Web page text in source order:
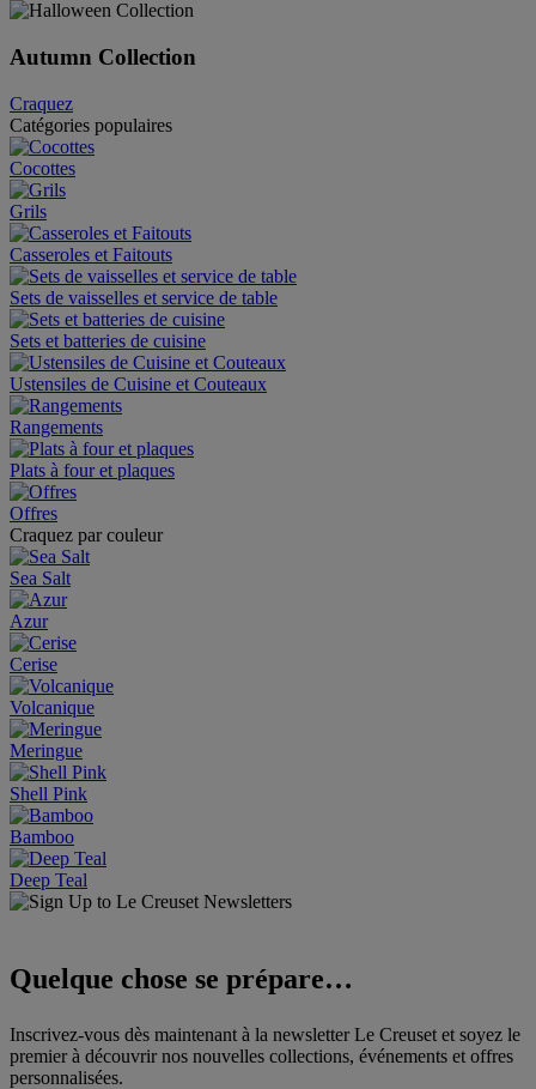
Autumn Collection
Craquez
Catégories populaires
Cocottes
Grils
Casseroles et Faitouts
Sets de vaisselles et service de table
Sets et batteries de cuisine
Ustensiles de Cuisine et Couteaux
Rangements
Plats à four et plaques
Offres
Craquez par couleur
Sea Salt
Azur
Cerise
Volcanique
Meringue
Shell Pink
Bamboo
Deep Teal
Quelque chose se prépare…
Inscrivez-vous dès maintenant à la newsletter Le Creuset et soyez le
premier à découvrir nos nouvelles collections, événements et offres
personnalisées.